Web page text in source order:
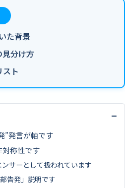
た背景
見分け方
ト
−
”発言が軸です
対称性です
サーとして扱われています
告発」説明です